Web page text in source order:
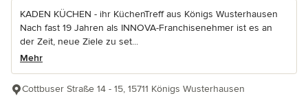
KADEN KÜCHEN - ihr KüchenTreff aus Königs Wusterhausen
Nach fast 19 Jahren als INNOVA-Franchisenehmer ist es an
der Zeit, neue Ziele zu set...
Mehr
Cottbuser Straße 14 - 15, 15711 Königs Wusterhausen